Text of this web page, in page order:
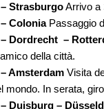
StrasburgoArrivo a
ColoniaPassaggio
Dordrecht –
della città.
Amsterdam Visita
mondo. In serata,
Duisburg –